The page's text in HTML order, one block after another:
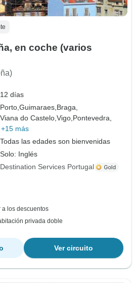
en coche (varios
12 días
Porto,Guimaraes,Braga,
Viana do Castelo,Vigo,Pontevedra,
+15 más
Todas las edades son bienvenidas
Solo: Inglés
Destination Services Portugal
a los descuentos
privada doble
Ver circuito